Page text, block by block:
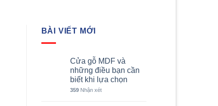
BÀI VIẾT MỚI
Cửa gỗ MDF và
những điều bạn cần
biết khi lựa chọn
359Nhận xét